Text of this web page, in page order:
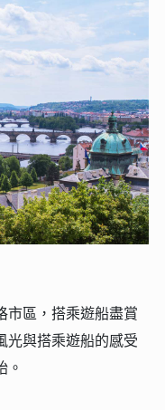
市區，搭乘遊船盡賞
光與搭乘遊船的感受
。